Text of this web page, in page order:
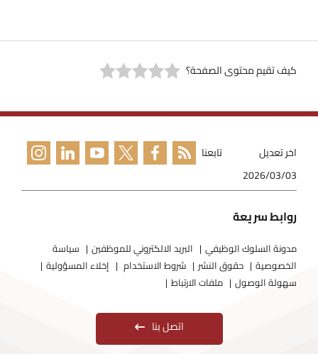
كيف تقيم محتوى الصفحة؟
اخر تعديل
2026/03/03
تابعنا
روابط سريعة
مدونة السلوك الوظيفي البريد الالكتروني للموظفين
سياسة
الخصوصية
حقوق النشر شروط الاستخدام
إخلاء المسؤولية
سهولة الوصول
ملفات الارتباط
اتصل بنا